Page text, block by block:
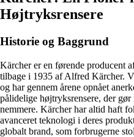
Højtryksrensere
Historie og Baggrund
Kärcher er en førende producent
tilbage i 1935 af Alfred Kärcher.
og har gennem årene opnået
pålidelige højtryksrensere, der
nemmere. Kärcher har altid haft
avanceret teknologi i deres
globalt brand, som forbrugerne